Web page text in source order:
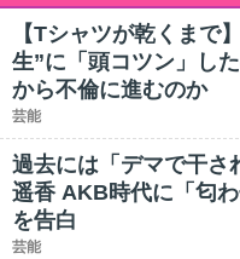
【Tシャツが乾くまで
生”に「頭コツン」し
から不倫に進むのか
芸能
過去には「デマで干
遥香 AKB時代に「匂
を告白
芸能